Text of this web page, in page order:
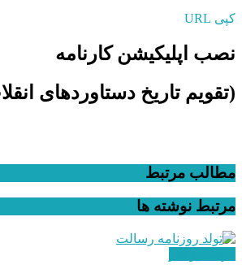
کپی URL
نصب اپلیکیشن کارنامه
(تقویم تاریخ دستاوردهای
مطالب مرتبط
مرتبط نوشته ها